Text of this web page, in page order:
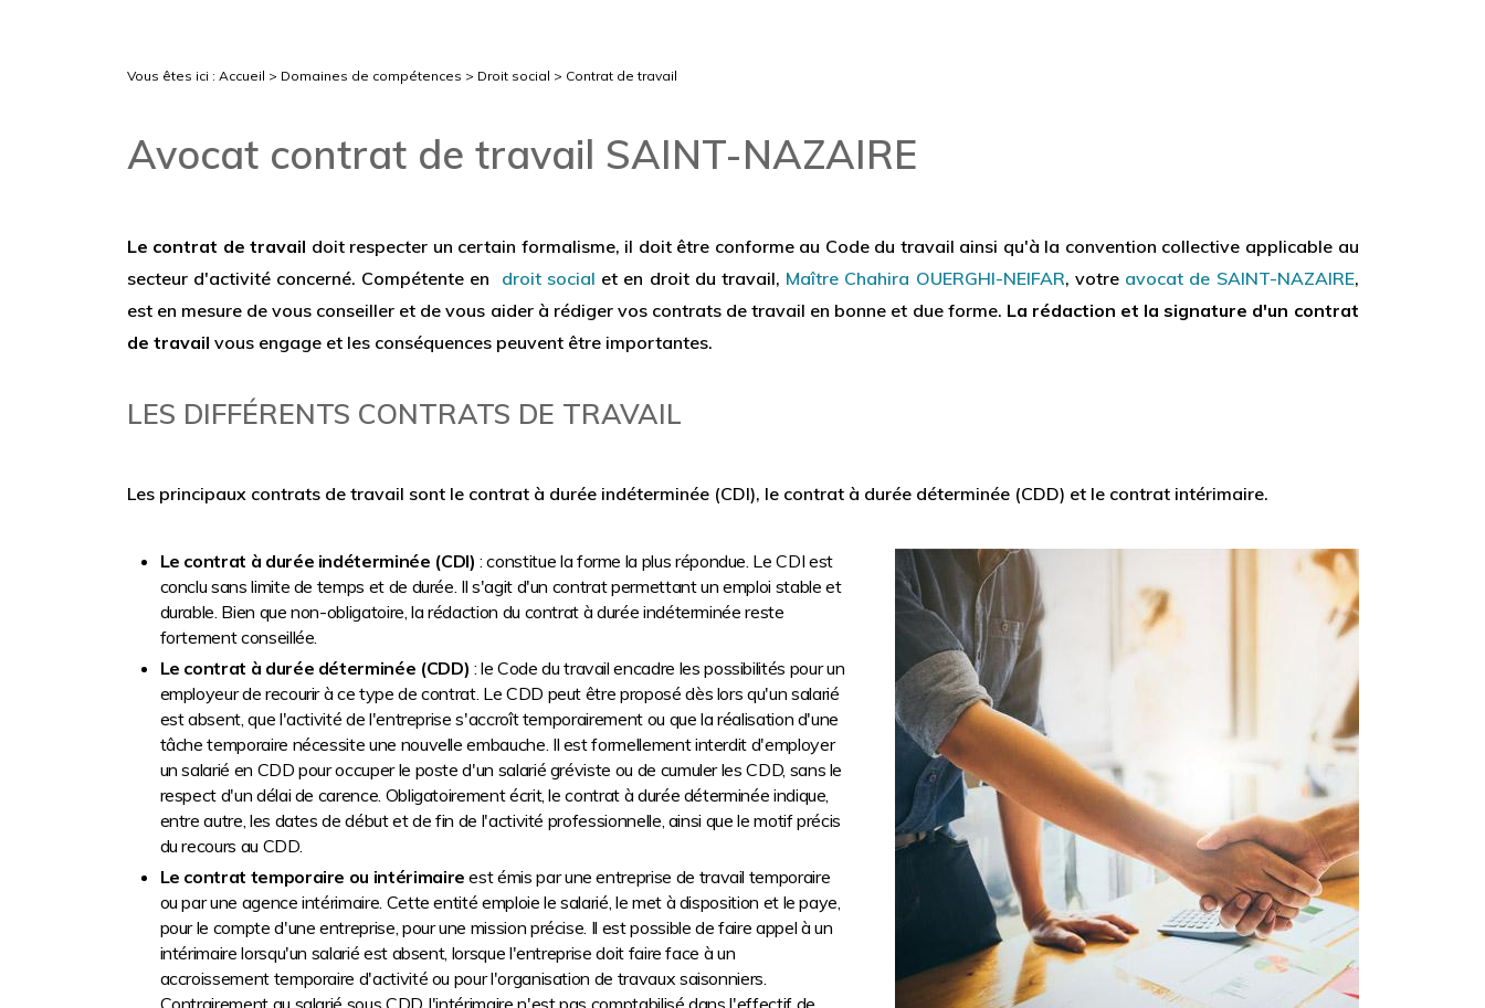
Vous êtes ici : Accueil > Domaines de compétences > Droit social > Contrat de travail
Avocat contrat de travail SAINT-NAZAIRE
Le contrat de travail doit respecter un certain formalisme, il doit être conforme au Code du travail ainsi qu'à la convention collective applicable au
secteur d'activité concerné. Compétente en droit social et en droit du travail, Maître Chahira OUERGHI-NEIFAR, votre avocat de SAINT-NAZAIRE,
est en mesure de vous conseiller et de vous aider à rédiger vos contrats de travail en bonne et due forme. La rédaction et la signature d'un contrat
de travail vous engage et les conséquences peuvent être importantes.
LES DIFFÉRENTS CONTRATS DE TRAVAIL
Les principaux contrats de travail sont le contrat à durée indéterminée (CDI), le contrat à durée déterminée (CDD) et le contrat intérimaire.
Le contrat à durée indéterminée (CDI) : constitue la forme la plus répondue. Le CDI est
conclu sans limite de temps et de durée. Il s'agit d'un contrat permettant un emploi stable et
durable. Bien que non-obligatoire, la rédaction du contrat à durée indéterminée reste
fortement conseillée.
Le contrat à durée déterminée (CDD) : le Code du travail encadre les possibilités pour un
employeur de recourir à ce type de contrat. Le CDD peut être proposé dès lors qu'un salarié
est absent, que l'activité de l'entreprise s'accroît temporairement ou que la réalisation d'une
tâche temporaire nécessite une nouvelle embauche. Il est formellement interdit d'employer
un salarié en CDD pour occuper le poste d'un salarié gréviste ou de cumuler les CDD, sans le
respect d'un délai de carence. Obligatoirement écrit, le contrat à durée déterminée indique,
entre autre, les dates de début et de fin de l'activité professionnelle, ainsi que le motif précis
du recours au CDD.
Le contrat temporaire ou intérimaire est émis par une entreprise de travail temporaire
ou par une agence intérimaire. Cette entité emploie le salarié, le met à disposition et le paye,
pour le compte d'une entreprise, pour une mission précise. Il est possible de faire appel à un
intérimaire lorsqu'un salarié est absent, lorsque l'entreprise doit faire face à un
accroissement temporaire d'activité ou pour l'organisation de travaux saisonniers.